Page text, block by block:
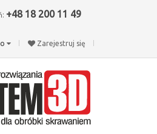
+48 18 200 11 49
Zarejestruj się